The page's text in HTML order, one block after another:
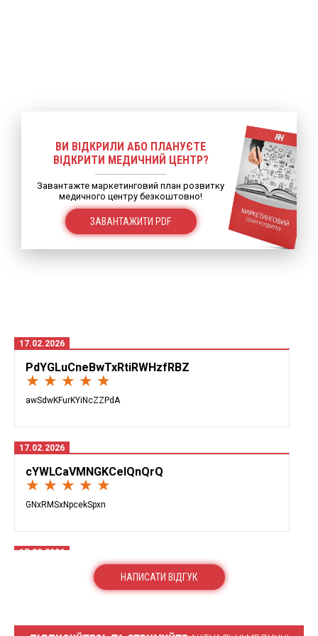
ВИ ВІДКРИЛИ АБО ПЛАНУЄТЕ
ВІДКРИТИ МЕДИЧНИЙ ЦЕНТР?
Завантажте маркетинговий план розвитку
медичного центру безкоштовно!
ЗАВАНТАЖИТИ PDF
17.02.2026
PdYGLuCneBwTxRtiRWHzfRBZ
★ ★ ★ ★ ★
awSdwKFurKYiNcZZPdA
17.02.2026
cYWLCaVMNGKCeIQnQrQ
★ ★ ★ ★ ★
GNxRMSxNpcekSpxn
17.02.2026
uPjlOvkEUZRsYcWnj
★ ★ ★ ★ ☆
НАПИСАТИ ВІДГУК